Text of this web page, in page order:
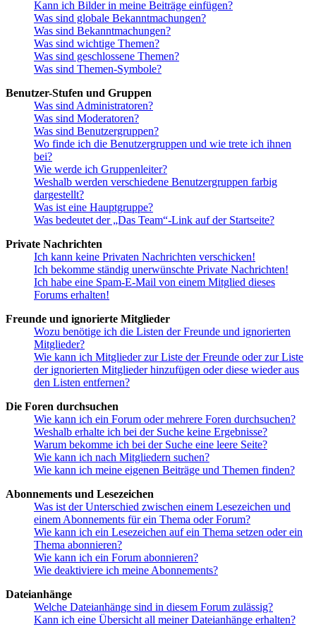
Kann ich Bilder in meine Beiträge einfügen?
Was sind globale Bekanntmachungen?
Was sind Bekanntmachungen?
Was sind wichtige Themen?
Was sind geschlossene Themen?
Was sind Themen-Symbole?
Benutzer-Stufen und Gruppen
Was sind Administratoren?
Was sind Moderatoren?
Was sind Benutzergruppen?
Wo finde ich die Benutzergruppen und wie trete ich ihnen
bei?
Wie werde ich Gruppenleiter?
Weshalb werden verschiedene Benutzergruppen farbig
dargestellt?
Was ist eine Hauptgruppe?
Was bedeutet der „Das Team“-Link auf der Startseite?
Private Nachrichten
Ich kann keine Privaten Nachrichten verschicken!
Ich bekomme ständig unerwünschte Private Nachrichten!
Ich habe eine Spam-E-Mail von einem Mitglied dieses
Forums erhalten!
Freunde und ignorierte Mitglieder
Wozu benötige ich die Listen der Freunde und ignorierten
Mitglieder?
Wie kann ich Mitglieder zur Liste der Freunde oder zur Liste
der ignorierten Mitglieder hinzufügen oder diese wieder aus
den Listen entfernen?
Die Foren durchsuchen
Wie kann ich ein Forum oder mehrere Foren durchsuchen?
Weshalb erhalte ich bei der Suche keine Ergebnisse?
Warum bekomme ich bei der Suche eine leere Seite?
Wie kann ich nach Mitgliedern suchen?
Wie kann ich meine eigenen Beiträge und Themen finden?
Abonnements und Lesezeichen
Was ist der Unterschied zwischen einem Lesezeichen und
einem Abonnements für ein Thema oder Forum?
Wie kann ich ein Lesezeichen auf ein Thema setzen oder ein
Thema abonnieren?
Wie kann ich ein Forum abonnieren?
Wie deaktiviere ich meine Abonnements?
Dateianhänge
Welche Dateianhänge sind in diesem Forum zulässig?
Kann ich eine Übersicht all meiner Dateianhänge erhalten?